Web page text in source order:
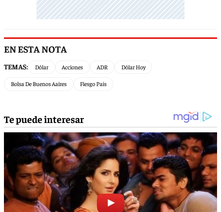
EN ESTA NOTA
TEMAS: Dólar Acciones ADR Dólar Hoy
Bolsa De Buenos Aaires Fiesgo Pais